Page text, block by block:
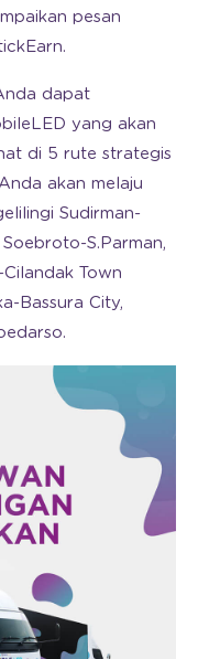
pesan
dapat
yang akan
di 5 rute strategis
Anda akan melaju
Sudirman-
S.Parman,
Town
Bassura City,